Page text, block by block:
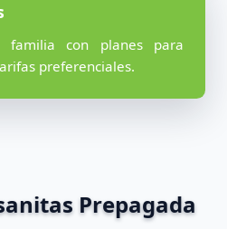
con planes para
preferenciales.
Prepagada